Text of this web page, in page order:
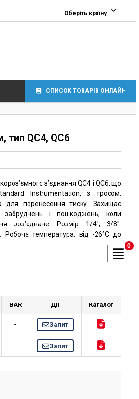
Оберіть країну
СПИСОК ТОВАРІВ ОНЛАЙН
тип QC4, QC6
з’єднання QC4 і QC6, що
Instrumentation, з тросом.
для перенесення тиску. Захищає
забруднень і пошкоджень, коли
роз’єднане. Розмір: 1/4″, 3/8″.
Робоча температура: від -26°C до
BAR Дії Каталог
- Запит
- Запит
0